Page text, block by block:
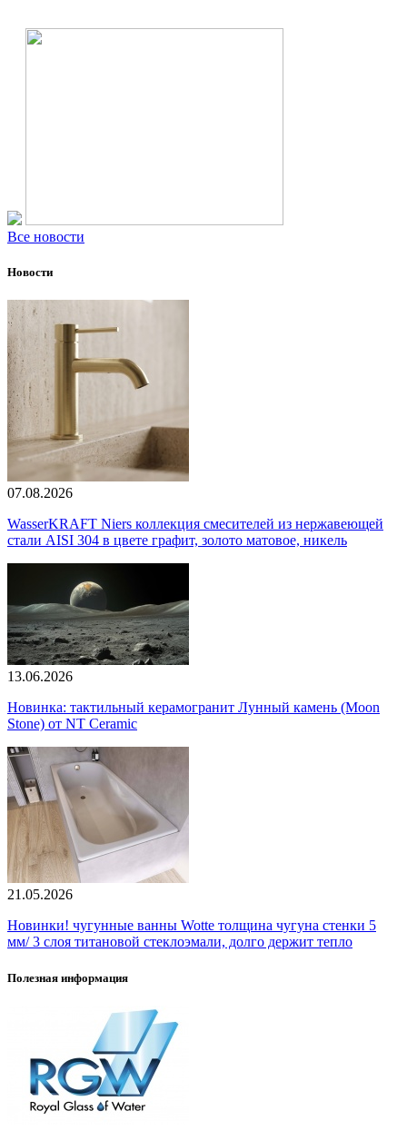
Все новости
Новости
07.08.2026
WasserKRAFT Niers коллекция смесителей из нержавеющей
стали AISI 304 в цвете графит, золото матовое, никель
13.06.2026
Новинка: тактильный керамогранит Лунный камень (Moon
Stone) от NT Ceramic
21.05.2026
Новинки! чугунные ванны Wotte толщина чугуна стенки 5
мм/ 3 слоя титановой стеклоэмали, долго держит тепло
Полезная информация